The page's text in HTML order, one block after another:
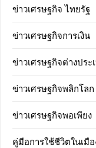
ข่าวเศรษฐกิจ ไทยรัฐ
ข่าวเศรษฐกิจการเงิน
ข่าวเศรษฐกิจต่างประ
ข่าวเศรษฐกิจพลิกโลก
ข่าวเศรษฐกิจพอเพียง
คู่มือการใช้ชีวิตในเมือ